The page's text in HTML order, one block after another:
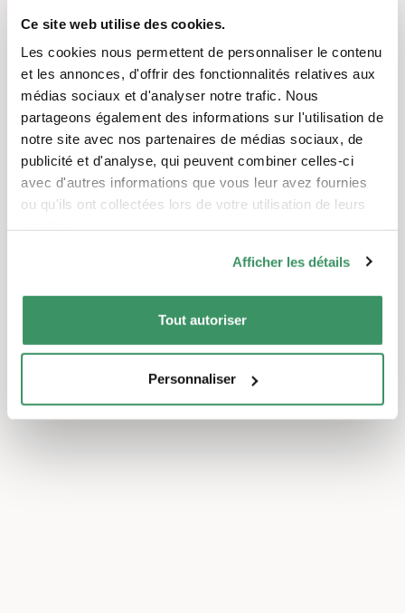
Ce site web utilise des cookies.
Les cookies nous permettent de personnaliser le contenu
et les annonces, d'offrir des fonctionnalités relatives aux
médias sociaux et d'analyser notre trafic. Nous
partageons également des informations sur l'utilisation de
notre site avec nos partenaires de médias sociaux, de
publicité et d'analyse, qui peuvent combiner celles-ci
avec d'autres informations que vous leur avez fournies
ou qu'ils ont collectées lors de votre utilisation de leurs
Afficher les détails
Tout autoriser
Personnaliser